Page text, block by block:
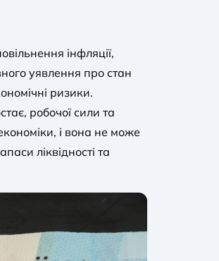
інфляції,
уявлення про стан
ризики.
робочої сили та
і вона не може
ліквідності та